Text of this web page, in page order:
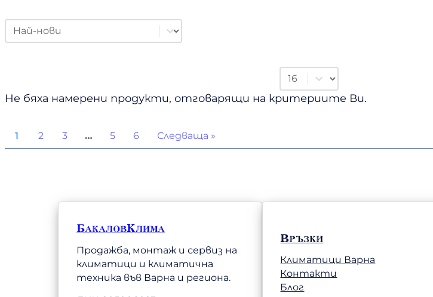
Order Products
Sort content
Select number per page
Не бяха намерени продукти, отговарящи на критериите Ви.
1 2 3 … 5 6 Следваща »
БакаловКлима
Продажба, монтаж и сервиз на
климатици и климатична
техника във Варна и региона.
Връзки
Климатици Варна
Контакти
Блог